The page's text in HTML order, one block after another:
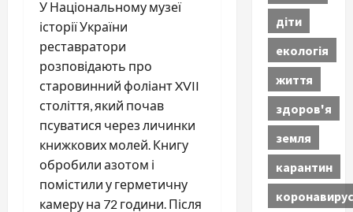
У Національному музеї
історії України
реставратори
розповідають про
старовинний фоліант XVII
століття, який почав
псуватися через личинки
книжкових молей. Книгу
обробили азотом і
помістили у герметичну
камеру на 72 години. Після
діти
екологія
життя
здоров'я
земля
карантин
коронавирус